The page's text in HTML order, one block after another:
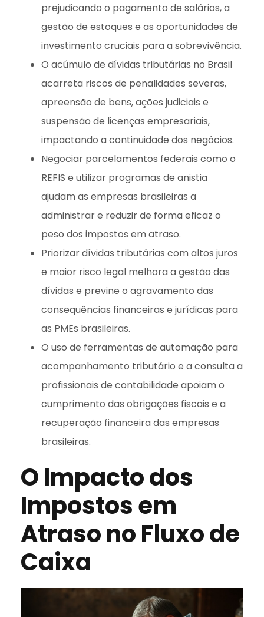
prejudicando o pagamento de salários, a
gestão de estoques e as oportunidades de
investimento cruciais para a sobrevivência.
O acúmulo de dívidas tributárias no Brasil
acarreta riscos de penalidades severas,
apreensão de bens, ações judiciais e
suspensão de licenças empresariais,
impactando a continuidade dos negócios.
Negociar parcelamentos federais como o
REFIS e utilizar programas de anistia
ajudam as empresas brasileiras a
administrar e reduzir de forma eficaz o
peso dos impostos em atraso.
Priorizar dívidas tributárias com altos juros
e maior risco legal melhora a gestão das
dívidas e previne o agravamento das
consequências financeiras e jurídicas para
as PMEs brasileiras.
O uso de ferramentas de automação para
acompanhamento tributário e a consulta a
profissionais de contabilidade apoiam o
cumprimento das obrigações fiscais e a
recuperação financeira das empresas
brasileiras.
O Impacto dos
Impostos em
Atraso no Fluxo de
Caixa